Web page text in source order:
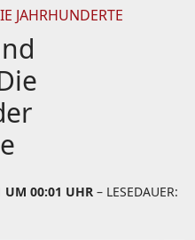
JAHRHUNDERTE
UM 00:01 UHR – LESEDAUER: